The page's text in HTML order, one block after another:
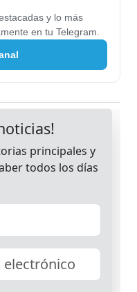
y lo más
en tu Telegram.